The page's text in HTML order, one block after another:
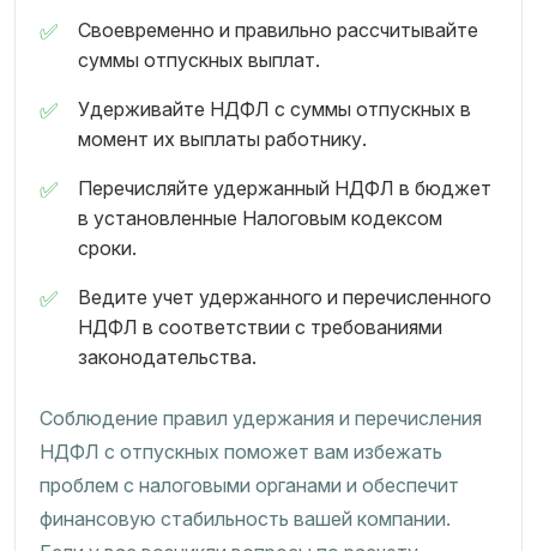
Своевременно и правильно рассчитывайте
суммы отпускных выплат.
Удерживайте НДФЛ с суммы отпускных в
момент их выплаты работнику.
Перечисляйте удержанный НДФЛ в бюджет
в установленные Налоговым кодексом
сроки.
Ведите учет удержанного и перечисленного
НДФЛ в соответствии с требованиями
законодательства.
Соблюдение правил удержания и перечисления
НДФЛ с отпускных поможет вам избежать
проблем с налоговыми органами и обеспечит
финансовую стабильность вашей компании.